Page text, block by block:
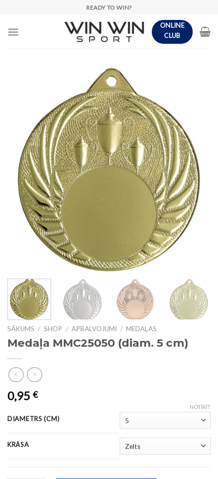
content
READY TO WIN?
ONLINE
CLUB
SĀKUMS / SHOP / APBALVOJUMI / MEDAĻAS
Medaļa MMC25050 (diam. 5 cm)
0,95 €
DIAMETRS (CM)
KRĀSA
NOTĪRĪT